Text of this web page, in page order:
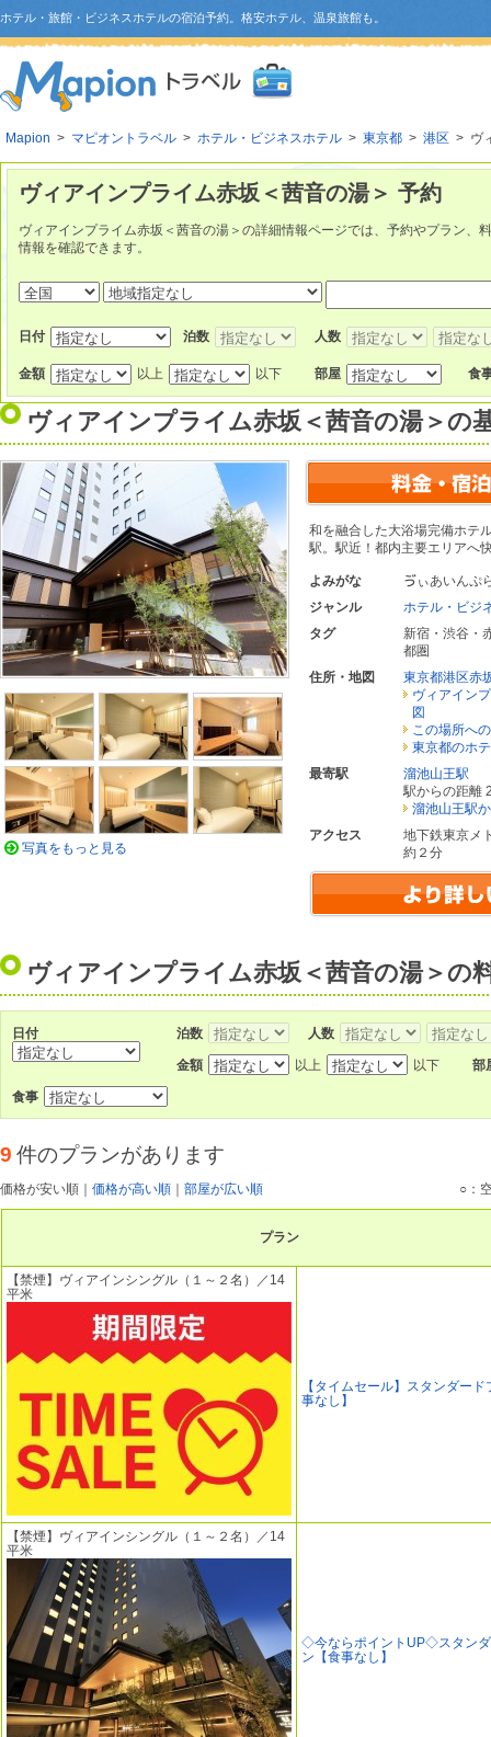
ホテル・旅館・ビジネスホテルの宿泊予約。格安ホテル、温泉旅館も。
Mapion > マピオントラベル > ホテル・ビジネスホテル > 東京都 > 港区 > ヴ
ヴィアインプライム赤坂＜茜音の湯＞ 予約
ヴィアインプライム赤坂＜茜音の湯＞の詳細情報ページでは、予約やプラン、
情報を確認できます。
日付 泊数 人数
金額 以上 以下 部屋 食
ヴィアインプライム赤坂＜茜音の湯＞ の
和を融合した大浴場完備ホテ
駅。駅近！都内主要エリアへ
よみがな
ゔぃあいんぷ
ジャンル
ホテル・ビジ
タグ
新宿・渋谷・
都圏
住所・地図
東京都港区赤
ヴィアイン
図
この場所へ
東京都のホ
最寄駅
溜池山王駅
駅からの距離
溜池山王駅
アクセス
地下鉄東京メ
約２分
写真をもっと見る
ヴィアインプライム赤坂＜茜音の湯＞の
日付 泊数 人数
金額 以上 以下 部
食事
9 件のプランがあります
価格が安い順 価格が高い順 部屋が広い順 ○：
プラン
【禁煙】ヴィアインシングル（１～２名）／14
平米
【タイムセール】スタンダー
事なし】
【禁煙】ヴィアインシングル（１～２名）／14
平米
◇今ならポイントUP◇スタン
ン【食事なし】